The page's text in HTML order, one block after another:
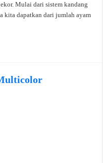
Mulai dari sistem kandang
kita dapatkan dari jumlah ayam